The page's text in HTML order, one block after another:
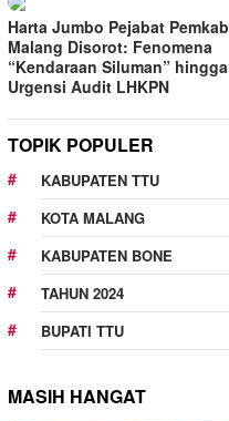
Harta Jumbo Pejabat Pemkab
Malang Disorot: Fenomena
“Kendaraan Siluman” hingga
Urgensi Audit LHKPN
TOPIK POPULER
KABUPATEN TTU
KOTA MALANG
KABUPATEN BONE
TAHUN 2024
BUPATI TTU
MASIH HANGAT